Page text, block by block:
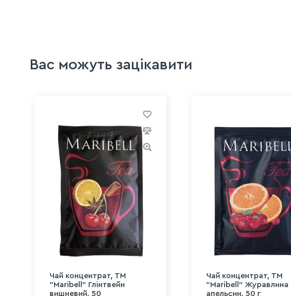
Вас можуть зацікавити
Чай концентрат, ТМ
"Maribell" Глінтвейн
вишневий, 50
Чай концентрат, ТМ
"Maribell" Журавлина
апельсин, 50 г